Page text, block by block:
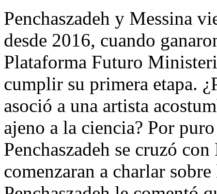
Penchaszadeh y Messina
desde 2016, cuando
Plataforma Futuro
cumplir su primera etapa.
asoció a una artista
ajeno a la ciencia? Por
Penchaszadeh se cruzó
comenzaran a charlar